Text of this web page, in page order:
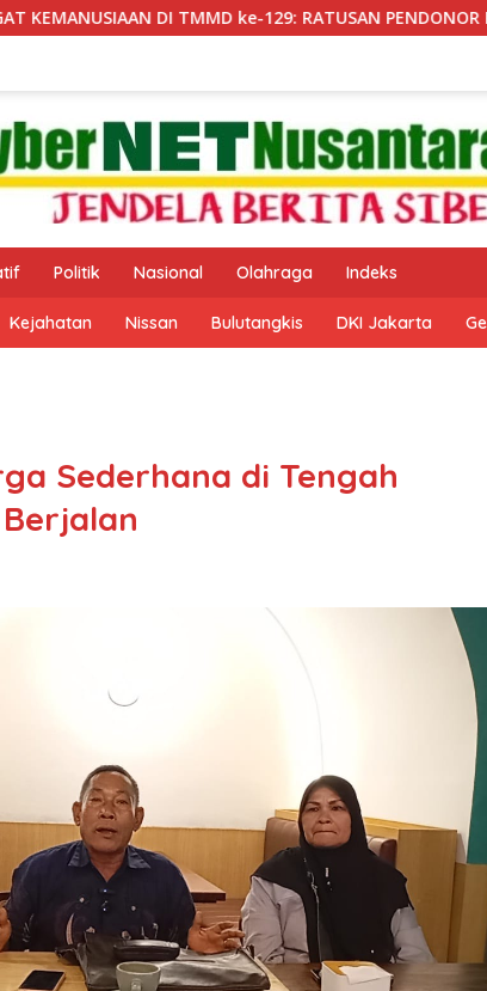
ke-129: RATUSAN PENDONOR PENUHI KEBUTUHAAN
Politik Nasional Olahraga Indeks
Kejahatan Nissan Bulutangkis DKI Jakarta
Sederhana di Tengah